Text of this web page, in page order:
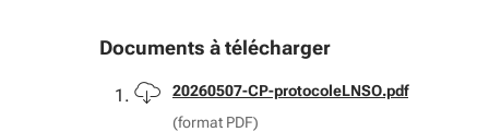
Documents à télécharger
Télécharger
20260507-CP-protocoleLNSO.pdf
(format PDF)